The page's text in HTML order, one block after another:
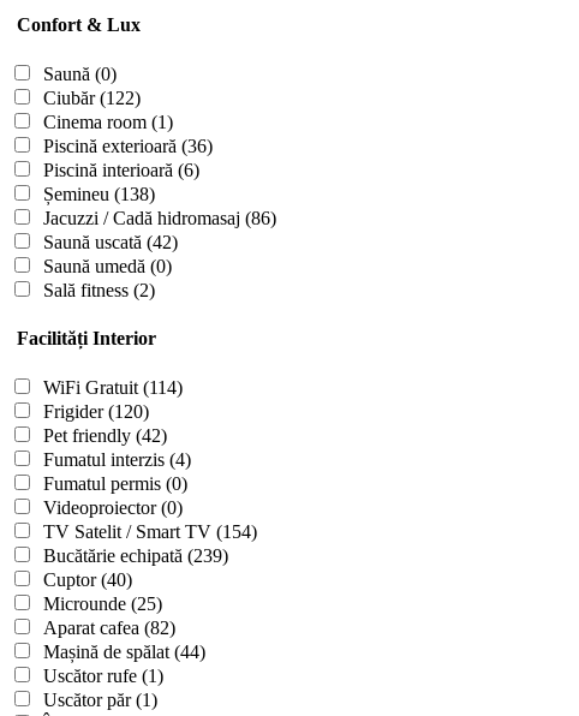
Confort & Lux
Saună (0)
Ciubăr(122)
Cinema room (1)
Piscină exterioară (36)
Piscină interioară (6)
Șemineu (138)
Jacuzzi / Cadă hidromasaj (86)
Saună uscată (42)
Saună umedă (0)
Sală fitness (2)
Facilități Interior
WiFi Gratuit (114)
Frigider(120)
Pet friendly (42)
Fumatul interzis (4)
Fumatul permis (0)
Videoproiector(0)
TV Satelit / Smart TV (154)
Bucătărie echipată (239)
Cuptor(40)
Microunde (25)
Aparat cafea (82)
Mașină de spălat (44)
Uscător rufe (1)
Uscător păr(1)